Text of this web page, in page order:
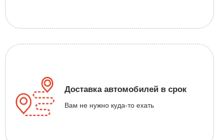
Доставка автомобилей в срок
Вам не нужно куда-то ехать